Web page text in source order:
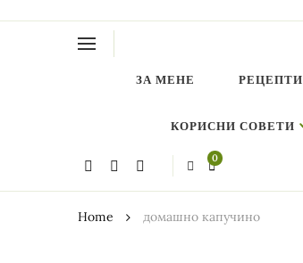
ЗА МЕНЕ РЕЦЕПТИ
КОРИСНИ СОВЕТИ
0
Home домашно капучино